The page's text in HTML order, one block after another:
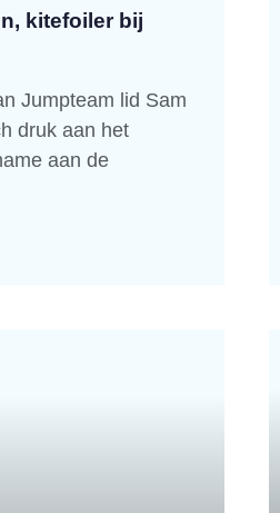
kitefoiler bij
Jumpteam lid Sam
druk aan het
aan de